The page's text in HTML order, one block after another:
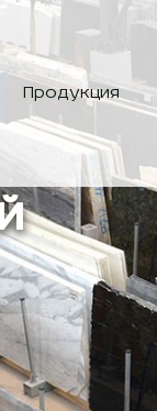
Продукция